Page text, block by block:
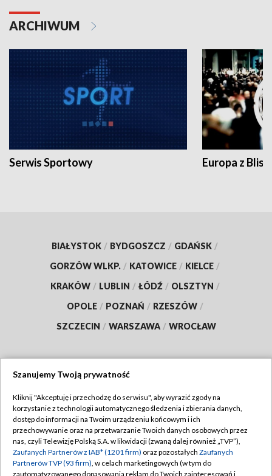
ARCHIWUM
Serwis Sportowy Europa z
BIAŁYSTOK / BYDGOSZCZ / GDAŃSK /
GORZÓW WLKP. / KATOWICE / KIELCE /
KRAKÓW / LUBLIN / ŁÓDŹ / OLSZTYN /
OPOLE / POZNAŃ / RZESZÓW /
SZCZECIN / WARSZAWA / WROCŁAW
TVP
Abonament TVP
Emisja w TVP
Centrum informacji TVP
Regulamin TVP
Polityka prywatności
Moje zgody
Szanujemy Twoją prywatność
Kliknij "Akceptuję i przechodzę do serwisu", aby wyrazić zgody na
korzystanie z technologii automatycznego śledzenia i zbierania danych,
dostęp do informacji na Twoim urządzeniu końcowym i ich
przechowywanie oraz na przetwarzanie Twoich danych osobowych przez
nas, czyli Telewizję Polską S.A. w likwidacji (zwaną dalej również „TVP”),
Zaufanych Partnerów z IAB* (1201 firm) oraz pozostałych Zaufanych
Partnerów TVP (93 firm), w celach marketingowych (w tym do
zautomatyzowanego dopasowania reklam do Twoich zainteresowań i